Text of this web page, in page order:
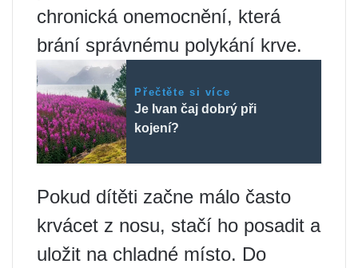
chronická onemocnění, která
brání správnému polykání krve.
Přečtěte si více
Je Ivan čaj dobrý při
kojení?
Pokud dítěti začne málo často
krvácet z nosu, stačí ho posadit a
uložit na chladné místo. Do